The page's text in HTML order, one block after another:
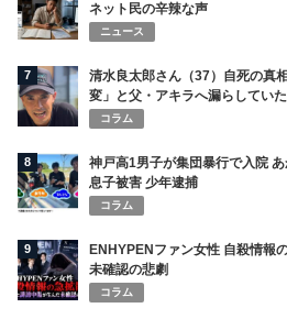
ネット民の辛辣な声
ニュース
7
清水良太郎さん（37）自死の真
変」と父・アキラへ漏らしてい
コラム
8
神戸高1男子が集団暴行で入院
息子被害 少年逮捕
コラム
9
ENHYPENファン女性 自殺情報
未確認の悲劇
コラム